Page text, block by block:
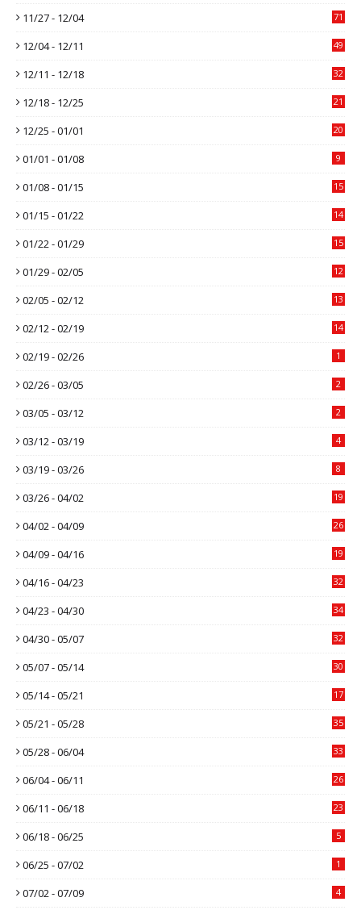
11/27 - 12/04 71
12/04 - 12/11 49
12/11 - 12/18 32
12/18 - 12/25 21
12/25 - 01/01 20
01/01 - 01/08 9
01/08 - 01/15 15
01/15 - 01/22 14
01/22 - 01/29 15
01/29 - 02/05 12
02/05 - 02/12 13
02/12 - 02/19 14
02/19 - 02/26 1
02/26 - 03/05 2
03/05 - 03/12 2
03/12 - 03/19 4
03/19 - 03/26 8
03/26 - 04/02 19
04/02 - 04/09 26
04/09 - 04/16 19
04/16 - 04/23 32
04/23 - 04/30 34
04/30 - 05/07 32
05/07 - 05/14 30
05/14 - 05/21 17
05/21 - 05/28 35
05/28 - 06/04 33
06/04 - 06/11 26
06/11 - 06/18 23
06/18 - 06/25 5
06/25 - 07/02 1
07/02 - 07/09 4